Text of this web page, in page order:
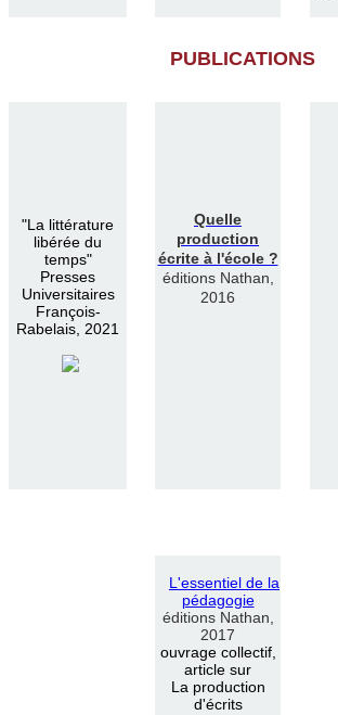
PUBLICATIONS
"La littérature
libérée du
temps"
Presses
Universitaires
François-
Rabelais, 2021
Quelle
production
écrite à l'école ?
éditions Nathan,
2016
L 'essentiel de la
pédagogie
éditions Nathan,
2017
ouvrage collectif,
article sur
La production
d'écrits